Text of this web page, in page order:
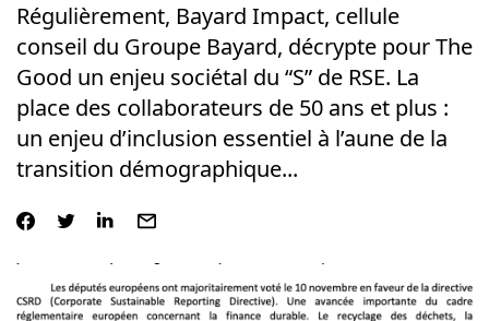
Régulièrement, Bayard Impact, cellule
conseil du Groupe Bayard, décrypte pour The
Good un enjeu sociétal du “S” de RSE. La
place des collaborateurs de 50 ans et plus :
un enjeu d’inclusion essentiel à l’aune de la
transition démographique...